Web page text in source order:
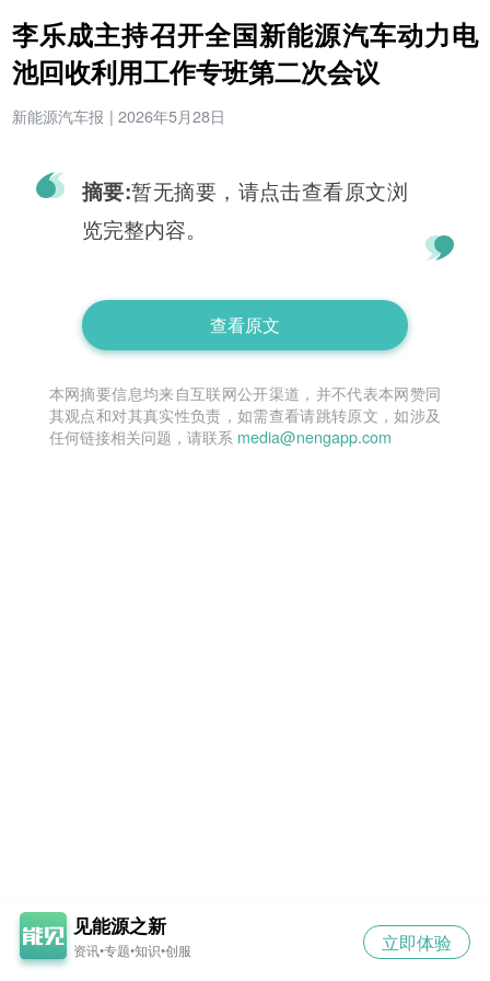
李乐成主持召开全国新能源汽车动力电
池回收利用工作专班第二次会议
新能源汽车报 | 2026年5月28日
摘要:暂无摘要，请点击查看原文浏
览完整内容。
查看原文
本网摘要信息均来自互联网公开渠道，并不代表本网赞同
其观点和对其真实性负责，如需查看请跳转原文，如涉及
任何链接相关问题，请联系 media@nengapp.com
见能源之新
资讯•专题•知识•创服 立即体验